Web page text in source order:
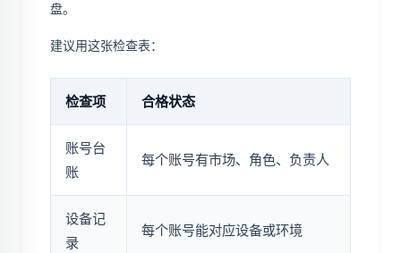
盘。
建议用这张检查表：
检查项 合格状态
账号台
账
每个账号有市场、角色、负责人
设备记
录
每个账号能对应设备或环境